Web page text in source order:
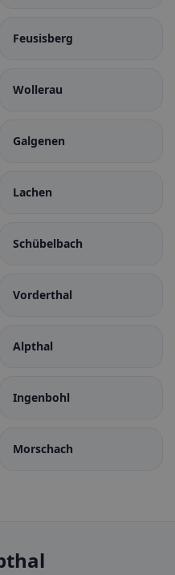
Feusisberg
Wollerau
Galgenen
Lachen
Schübelbach
Vorderthal
Alpthal
Ingenbohl
Morschach